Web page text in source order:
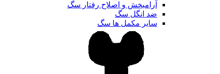
آرامبخش و اصلاح رفتار سگ
ضد انگل سگ
سایر مکمل ها سگ